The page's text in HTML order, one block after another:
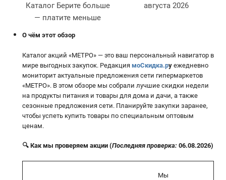
Каталог Берите больше
— платите меньше
августа 2026
О чём этот обзор
Каталог акций «МЕТРО» — это ваш персональный навигатор в
мире выгодных закупок. Редакция моСкидка.ру ежедневно
мониторит актуальные предложения сети гипермаркетов
«МЕТРО». В этом обзоре мы собрали лучшие скидки недели
на продукты питания и товары для дома и дачи, а также
сезонные предложения сети. Планируйте закупки заранее,
чтобы успеть купить товары по специальным оптовым
ценам.
🔍 Как мы проверяем акции (Последняя проверка: 06.08.2026)
Мы